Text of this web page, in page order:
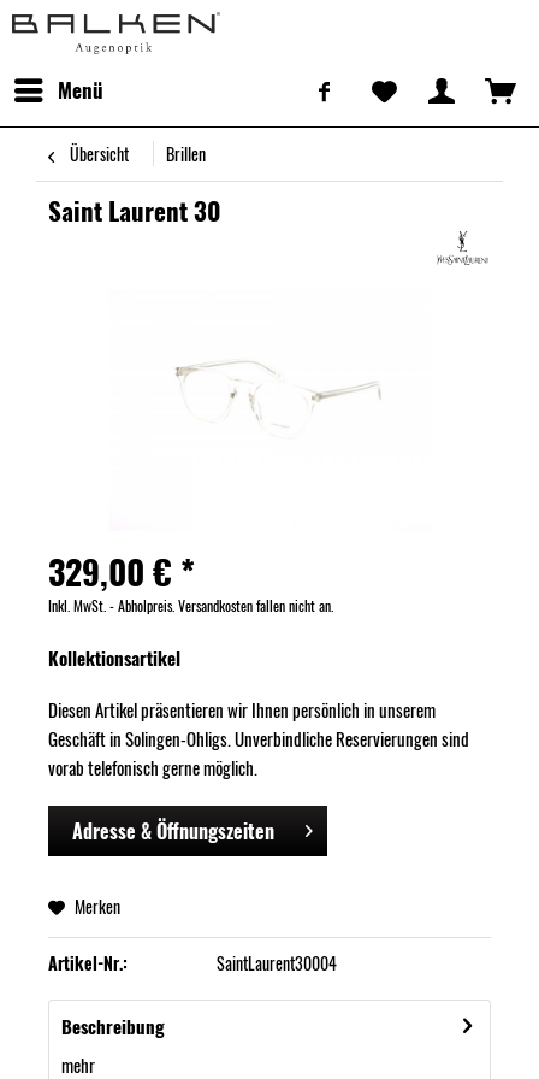
Menü
Übersicht Brillen
Saint Laurent 30
329,00 € *
Inkl. MwSt. - Abholpreis. Versandkosten fallen nicht an.
Kollektionsartikel
Diesen Artikel präsentieren wir Ihnen persönlich in unserem
Geschäft in Solingen-Ohligs. Unverbindliche Reservierungen sind
vorab telefonisch gerne möglich.
Adresse & Öffnungszeiten
Merken
Artikel-Nr.: SaintLaurent30004
Beschreibung
mehr